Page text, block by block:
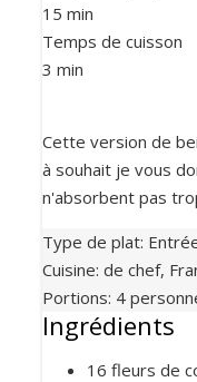
15 min
Temps de cuisson
3 min
Cette version de
à souhait je vous
n'absorbent pas
Type de plat:
Cuisine: de chef,
Portions: 4
Ingrédients
16 fleurs de